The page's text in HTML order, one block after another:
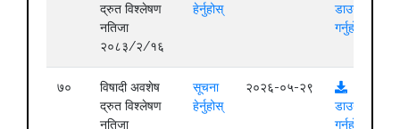
द्रुत विश्लेषण
नतिजा
२०८३/२/१६
हेर्नुहोस्
डाउनलोड
गर्नुहोस्
७०
विषादी अवशेष
द्रुत विश्लेषण
नतिजा
सूचना
हेर्नुहोस्
२०२६-०५-२९
डाउनलोड
गर्नुहोस्